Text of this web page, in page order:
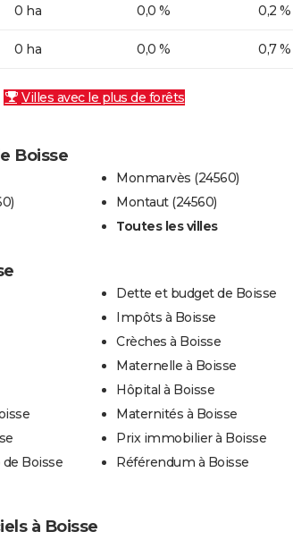
0 ha 0,0 % 0,2 %
0 ha 0,0 % 0,7 %
Villes avec le plus de forêts
Boisse
Monmarvès (24560)
Montaut (24560)
Toutes les villes
Boisse
Dette et budget de Boisse
Impôts à Boisse
Crèches à Boisse
Maternelle à Boisse
Hôpital à Boisse
Maternités à Boisse
Prix immobilier à Boisse
Référendum à Boisse
à Boisse